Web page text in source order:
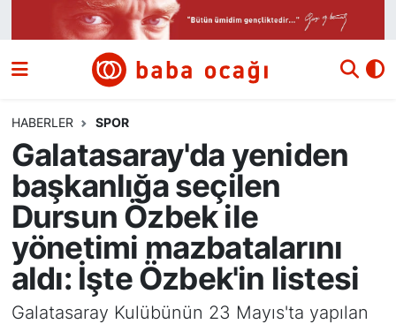
HABERLER SPOR
Galatasaray'da yeniden
başkanlığa seçilen
Dursun Özbek ile
yönetimi mazbatalarını
aldı: İşte Özbek'in listesi
Galatasaray Kulübünün 23 Mayıs'ta yapılan
Siyaset
Ekonomi
Dünya
Kültür ve Sanat
Eğitim
Nöbetçi Eczaneler
Namaz Vakitleri
Trafik Durumu
Süper Lig Puan Durumu ve Fikstür
Tüm Manşetler